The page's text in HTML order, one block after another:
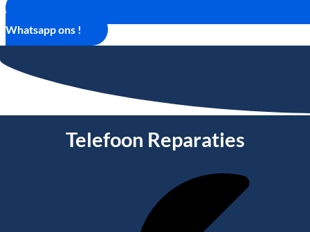
Whatsapp ons !
Telefoon Reparaties